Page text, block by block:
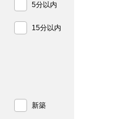
5分以内
15分以内
新築